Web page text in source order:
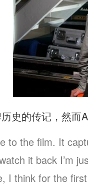
史的传记，然
to the film. It
it back I’m
I think for the